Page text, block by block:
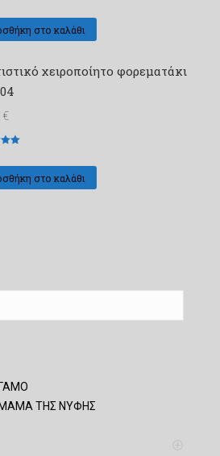
5
στο καλάθι
χειροποίητο φορεματάκι
€
στο καλάθι
ΤΗΣ ΝΥΦΗΣ